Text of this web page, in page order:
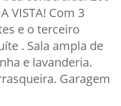
VISTA! Com 3
e o terceiro
. Sala ampla de
e lavanderia.
Garagem